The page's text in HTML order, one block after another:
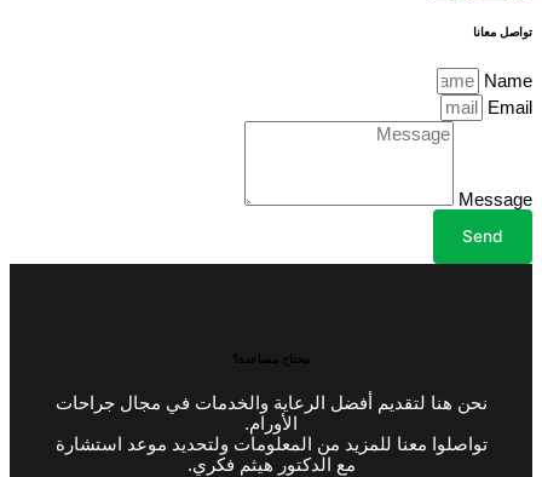
تواصل معانا
Name
Email
Message
Send
محتاج مساعدة؟
نحن هنا لتقديم أفضل الرعاية والخدمات في مجال جراحات
الأورام.
تواصلوا معنا للمزيد من المعلومات ولتحديد موعد استشارة
مع الدكتور هيثم فكري.